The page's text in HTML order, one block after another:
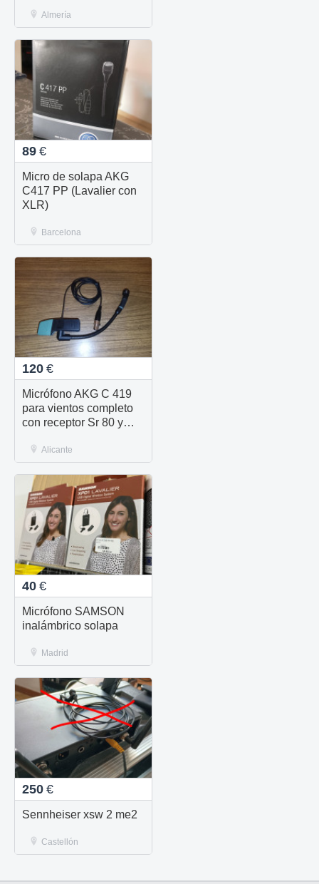
Almería
89 €
Micro de solapa AKG
C417 PP (Lavalier con
XLR)
Barcelona
120 €
Micrófono AKG C 419
para vientos completo
con receptor Sr 80 y
todo junto
Alicante
40 €
Micrófono SAMSON
inalámbrico solapa
Madrid
250 €
Sennheiser xsw 2 me2
Castellón